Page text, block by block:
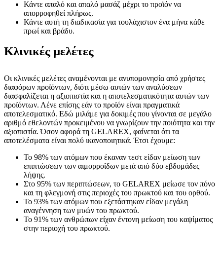
Κάντε απαλό και απαλό μασάζ μέχρι το προϊόν να
απορροφηθεί πλήρως.
Κάντε αυτή τη διαδικασία για τουλάχιστον ένα μήνα κάθε
πρωί και βράδυ.
Κλινικές μελέτες
Οι κλινικές μελέτες αναμένονται με ανυπομονησία από χρήστες
διαφόρων προϊόντων, διότι μέσω αυτών των αναλύσεων
διασφαλίζεται η αξιοπιστία και η αποτελεσματικότητα αυτών των
προϊόντων. Λένε επίσης εάν το προϊόν είναι πραγματικά
αποτελεσματικό. Εδώ μιλάμε για δοκιμές που γίνονται σε μεγάλο
αριθμό εθελοντών προκειμένου να γνωρίζουν την ποιότητα και την
αξιοπιστία. Όσον αφορά τη GELAREX, φαίνεται ότι τα
αποτελέσματα είναι πολύ ικανοποιητικά. Έτσι έχουμε:
Το 98% των ατόμων που έκαναν τεστ είδαν μείωση των
επιπτώσεων των αιμορροΐδων μετά από δύο εβδομάδες
λήψης.
Στο 95% των περιπτώσεων, το GELAREX μείωσε τον πόνο
και τη φλεγμονή στις περιοχές του πρωκτού και του ορθού.
Το 93% των ατόμων που εξετάστηκαν είδαν μεγάλη
αναγέννηση των μυών του πρωκτού.
Το 91% των ανθρώπων είχαν έντονη μείωση του καψίματος
στην περιοχή του πρωκτού.